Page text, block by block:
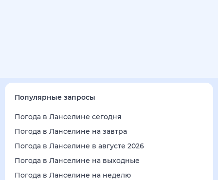
Популярные запросы
Погода в Ланселине сегодня
Погода в Ланселине на завтра
Погода в Ланселине в августе 2026
Погода в Ланселине на выходные
Погода в Ланселине на неделю